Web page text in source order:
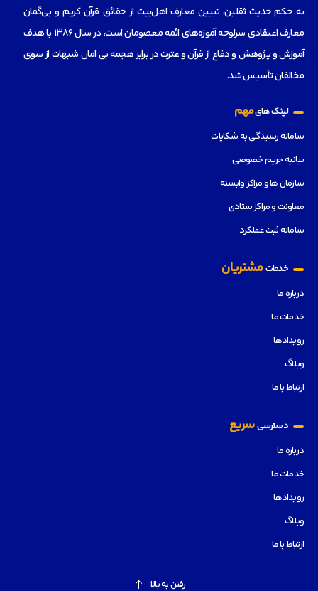
به حکم حدیث ثقلین، تبیین معارف اهل‌بیت از حقائق قرآن کریم و بی‌گمان
معارف اعتقادی سرلوحه آموزه‌های ائمه معصومان است، در سال 1386 با هدف
آموزش و پژوهش و دفاع از قرآن و عترت در برابر هجمه بی امان شبهات از سوی
مخالفان تأسیس شد.
لینک هایمهم
سامانه رسیدگی به شکایات
بیانیه حریم خصوصی
سازمان ها و مراکز وابسته
معاونت و مراکز ستادی
سامانه ثبت عملکرد
خدماتمشتریان
درباره ما
خدمات ما
رویدادها
وبلاگ
ارتباط با ما
دسترسیسریع
درباره ما
خدمات ما
رویدادها
وبلاگ
ارتباط با ما
رفتن به بالا